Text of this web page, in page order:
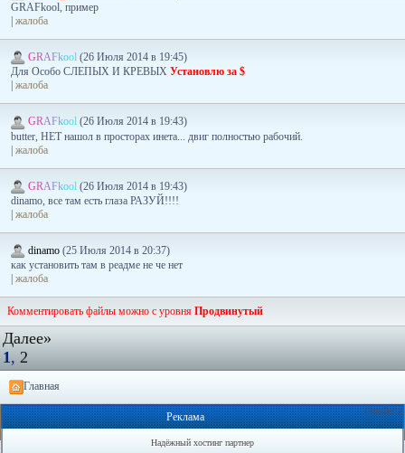
GRAFkool, пример
жалоба
GRAFkool (26 Июля 2014 в 19:45)
Для Особо СЛЕПЫХ И КРЕВЫХ Установлю за $
жалоба
GRAFkool (26 Июля 2014 в 19:43)
butter, НЕТ нашол в просторах инета... двиг полностью рабочий.
| жалоба
GRAFkool (26 Июля 2014 в 19:43)
dinamo, все там есть глаза РАЗУЙ!!!!
| жалоба
dinamo (25 Июля 2014 в 20:37)
как установить там в реадме не че нет
жалоба
Комментировать файлы можно с уровня Продвинутый
Далее»
1, 2
Главная
Онлайн: 2
Реклама
Надёжный хостинг партнер